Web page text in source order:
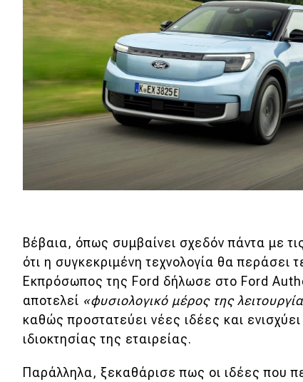
Βέβαια, όπως συμβαίνει σχεδόν πάντα με
ότι η συγκεκριμένη τεχνολογία θα περάσει
Εκπρόσωπος της Ford δήλωσε στο Ford
αποτελεί «φυσιολογικό μέρος της
καθώς προστατεύει νέες ιδέες και
ιδιοκτησίας της εταιρείας.
Παράλληλα, ξεκαθάρισε πως οι ιδέες που